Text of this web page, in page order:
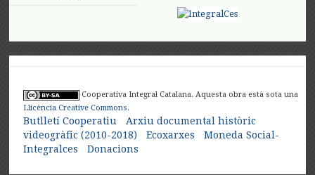
Cooperativa Integral Catalana. Aquesta obra està sota una
Llicència Creative Commons.
Butlletí Cooperatiu
Arxiu documental històric
videogràfic (2010-2018)
Ecoxarxes
Moneda Social-
Integralces
Donacions